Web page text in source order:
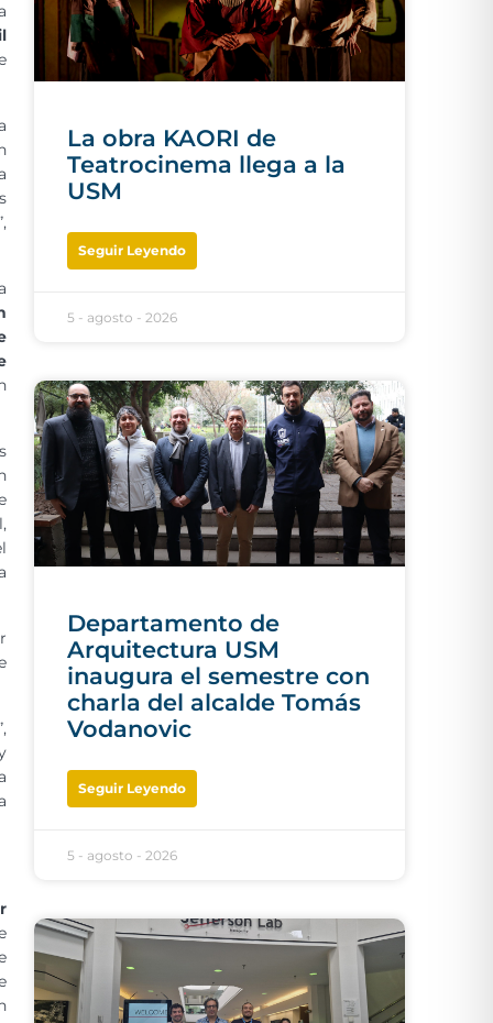
La obra KAORI de
Teatrocinema llega a la
USM
Seguir Leyendo
5 - agosto - 2026
Departamento de
Arquitectura USM
inaugura el semestre con
charla del alcalde Tomás
Vodanovic
Seguir Leyendo
5 - agosto - 2026